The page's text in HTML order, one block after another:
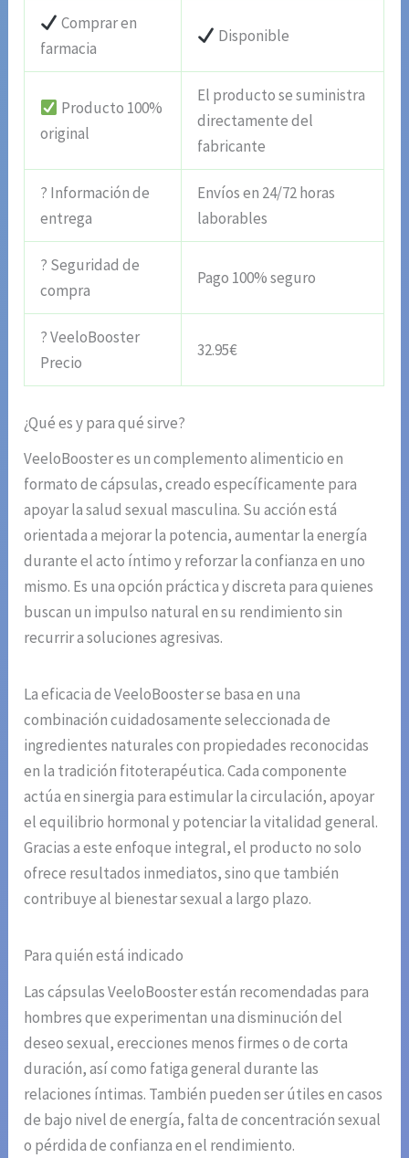
Comprar en
farmacia
Disponible
Producto 100%
original
El producto se suministra
directamente del
fabricante
? Información de
entrega
Envíos en 24/72 horas
laborables
? Seguridad de
compra
Pago 100% seguro
? VeeloBooster
Precio
32.95€
¿Qué es y para qué sirve?
VeeloBooster es un complemento alimenticio en
formato de cápsulas, creado específicamente para
apoyar la salud sexual masculina. Su acción está
orientada a mejorar la potencia, aumentar la energía
durante el acto íntimo y reforzar la confianza en uno
mismo. Es una opción práctica y discreta para quienes
buscan un impulso natural en su rendimiento sin
recurrir a soluciones agresivas.
La eficacia de VeeloBooster se basa en una
combinación cuidadosamente seleccionada de
ingredientes naturales con propiedades reconocidas
en la tradición fitoterapéutica. Cada componente
actúa en sinergia para estimular la circulación, apoyar
el equilibrio hormonal y potenciar la vitalidad general.
Gracias a este enfoque integral, el producto no solo
ofrece resultados inmediatos, sino que también
contribuye al bienestar sexual a largo plazo.
Para quién está indicado
Las cápsulas VeeloBooster están recomendadas para
hombres que experimentan una disminución del
deseo sexual, erecciones menos firmes o de corta
duración, así como fatiga general durante las
relaciones íntimas. También pueden ser útiles en casos
de bajo nivel de energía, falta de concentración sexual
o pérdida de confianza en el rendimiento.